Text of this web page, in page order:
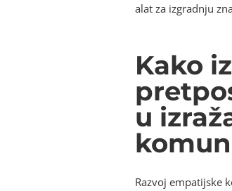
alat za izgradnju
Kako
u
Razvoj empatijske